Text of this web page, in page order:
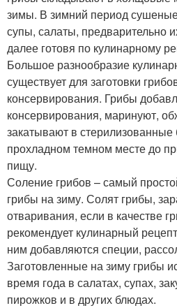
зимы. В зимний период
супы, салаты, предварительно
далее готовя по кулинарному
Большое разнообразие
существует для заготовки
консервирования. Грибы
консервирования, маринуют,
закатывают в стерилизованные
прохладном темном месте до
пищу.
Соление грибов – самый
грибы на зиму. Солят грибы,
отваривания, если в качестве
рекомендует кулинарный
ним добавляются специи,
Заготовленные на зиму грибы
время года в салатах, супах,
пирожков и в других блюдах.